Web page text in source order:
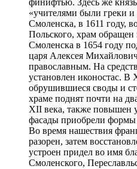
финифтью. Здесь же
«учителями были греки и
Смоленска, в 1611 году,
Польского, храм
Смоленска в 1654 году
царя Алексея
православным. На
установлен иконостас. В
обрушившиеся своды и
храме поднят почти на
XII века, также повышен
фасады приобрели
Во время нашествия
разорен, затем
устроен придел во имя
Смоленского,